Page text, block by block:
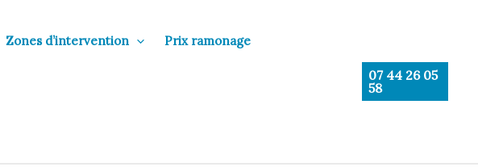
Zones d’intervention Prix ramonage
07 44 26 05
58